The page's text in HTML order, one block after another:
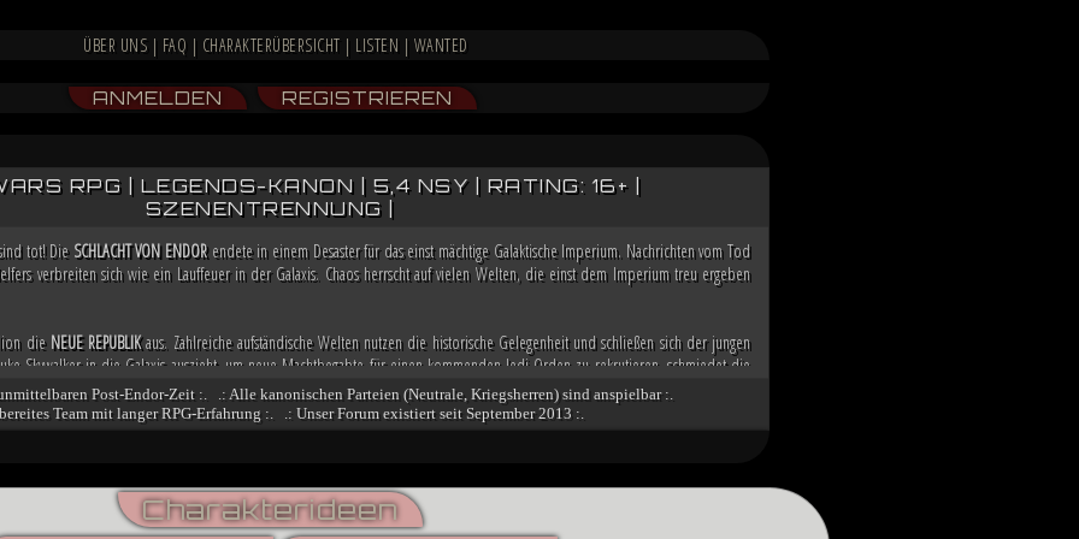
ÜBER UNS | FAQ | CHARAKTERÜBERSICHT | LISTEN | WANTED
ANMELDEN REGISTRIEREN
RPG | LEGENDS-KANON | 5,4 NSY | RATING: 16+ |
SZENENTRENNUNG |
tot! Die SCHLACHT VON ENDORendete in einem Desaster für das einst mächtige Galaktische Imperium. Nachrichten vom Tod
verbreiten sich wie ein Lauffeuer in der Galaxis. Chaos herrscht auf vielen Welten, die einst dem Imperium treu ergeben
die NEUE REPUBLIKaus. Zahlreiche aufständische Welten nutzen die historische Gelegenheit und schließen sich der jungen
Skywalker in die Galaxis auszieht, um neue Machtbegabte für einen kommenden Jedi-Orden zu rekrutieren, schmiedet die
bereits weitere Allianzen, damit sie in der Lage ist, möglicherweise bald die Regierung in der Galaxis übernehmen zu können.
nicht besiegt. Nachdem sich zahlreiche Truppenverbände vom Imperium abspalteten und die imperialen Würdenträger auf
und mithilfe kluger politischer Schachzüge sichert sich Vesperum die Loyalität des verbliebenen Imperiums und
Post-Endor-Zeit :. .: Alle kanonischen Parteien (Neutrale, Kriegsherren) sind anspielbar :.
Team mit langer RPG-Erfahrung :. .: Unser Forum existiert seit September 2013 :.
Charakterideen